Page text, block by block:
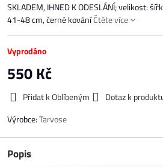
SKLADEM, IHNED K ODESLÁNÍ; velikost:
41-48 cm, černé kováníČtěte více
Vyprodáno
550 Kč
Přidat k Oblíbeným Dotaz k
Výrobce:Tarvose
Popis